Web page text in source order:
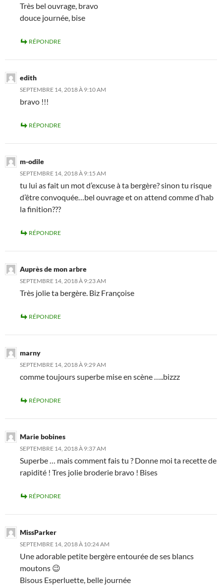
Très bel ouvrage, bravo
douce journée, bise
RÉPONDRE
edith
SEPTEMBRE 14, 2018 À 9:10 AM
bravo !!!
RÉPONDRE
m-odile
SEPTEMBRE 14, 2018 À 9:15 AM
tu lui as fait un mot d’excuse à ta bergère? sinon tu risque
d’être convoquée…bel ouvrage et on attend comme d’hab
la finition???
RÉPONDRE
Auprès de mon arbre
SEPTEMBRE 14, 2018 À 9:23 AM
Très jolie ta bergère. Biz Françoise
RÉPONDRE
marny
SEPTEMBRE 14, 2018 À 9:29 AM
comme toujours superbe mise en scène …..bizzz
RÉPONDRE
Marie bobines
SEPTEMBRE 14, 2018 À 9:37 AM
Superbe … mais comment fais tu ? Donne moi ta recette de
rapidité ! Tres jolie broderie bravo ! Bises
RÉPONDRE
MissParker
SEPTEMBRE 14, 2018 À 10:24 AM
Une adorable petite bergère entourée de ses blancs
moutons 😉
Bisous Esperluette, belle journée